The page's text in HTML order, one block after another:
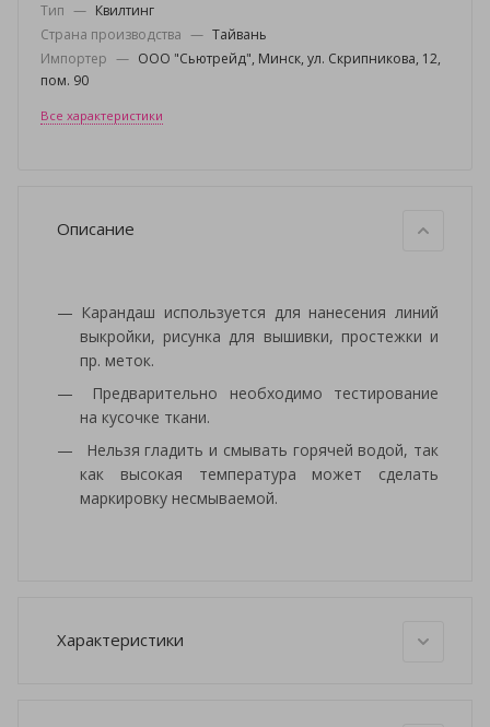
Тип — Квилтинг
Страна производства — Тайвань
Импортер — ООО "Сьютрейд", Минск, ул. Скрипникова, 12,
пом. 90
Все характеристики
Описание
Карандаш используется для нанесения линий
выкройки, рисунка для вышивки, простежки и
пр. меток.
Предварительно необходимо тестирование
на кусочке ткани.
Нельзя гладить и смывать горячей водой, так
как высокая температура может сделать
маркировку несмываемой.
Характеристики